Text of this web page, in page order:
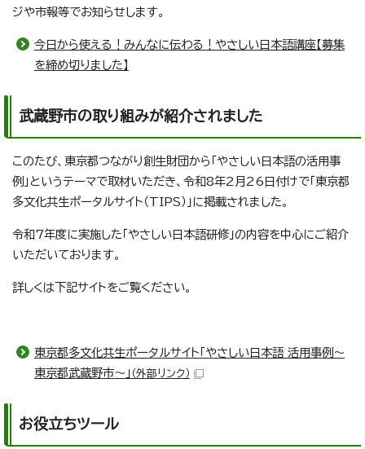
ジや市報等でお知らせします。
今日から使える！みんなに伝わる！やさしい日本語講座【募集
を締め切りました】
武蔵野市の取り組みが紹介されました
このたび、東京都つながり創生財団から「やさしい日本語の活用事
例」というテーマで取材いただき、令和8年2月26日付けで「東京都
多文化共生ポータルサイト（TIPS）」に掲載されました。
令和7年度に実施した「やさしい日本語研修」の内容を中心にご紹介
いただいております。
詳しくは下記サイトをご覧ください。
東京都多文化共生ポータルサイト「やさしい日本語 活用事例～
東京都武蔵野市～」 （外部リンク）
お役立ちツール